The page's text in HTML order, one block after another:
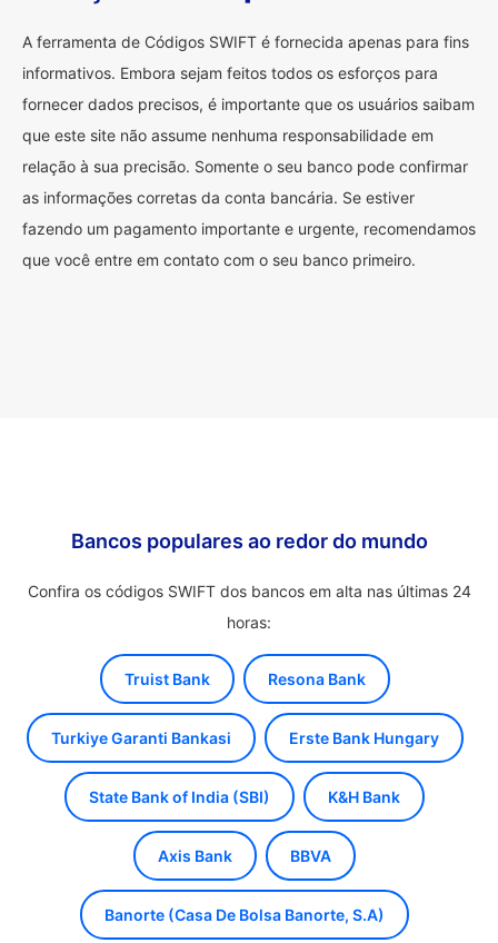
A ferramenta de Códigos SWIFT é fornecida apenas para fins
informativos. Embora sejam feitos todos os esforços para
fornecer dados precisos, é importante que os usuários saibam
que este site não assume nenhuma responsabilidade em
relação à sua precisão. Somente o seu banco pode confirmar
as informações corretas da conta bancária. Se estiver
fazendo um pagamento importante e urgente, recomendamos
que você entre em contato com o seu banco primeiro.
Bancos populares ao redor do mundo
Confira os códigos SWIFT dos bancos em alta nas últimas 24
horas:
Truist Bank Resona Bank
Turkiye Garanti Bankasi Erste Bank Hungary
State Bank of India (SBI) K&H Bank
Axis Bank BBVA
Banorte (Casa De Bolsa Banorte, S.A)